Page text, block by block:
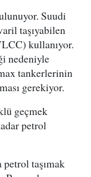
Suudi
taşıyabilen
kullanıyor.
nedeniyle
tankerlerinin
gerekiyor.
geçmek
petrol
taşımak